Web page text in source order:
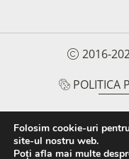
2016-
POLITICA
POLITICA
PROTOCOLLO
Folosim cookie-uri
site-ul nostru web.
Poți afla mai multe